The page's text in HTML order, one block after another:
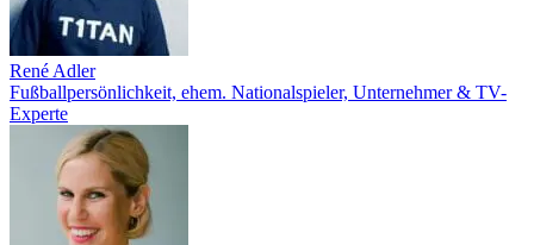
René Adler
Fußballpersönlichkeit, ehem. Nationalspieler, Unternehmer & TV-
Experte